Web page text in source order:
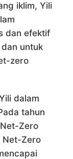
iklim, Yili
dan efektif
untuk
zero
dalam
tahun
Zero
Net-Zero